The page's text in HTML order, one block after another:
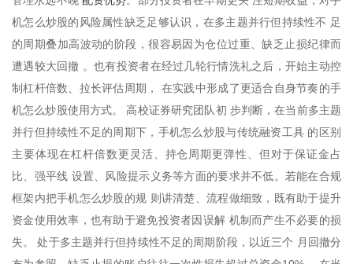
机怎么炒股的风险属性缺乏足够认识，在多主题并行但持续性不 足
的周期叠加高波动的阶段，很容易因为仓位过重、缺乏止损纪律而
遭遇较大回撤 。也有投资者在经过几轮行情洗礼之后，开始主动控
制杠杆倍数、拉长评估周期， 在实践中形成了更适合自身节奏的手
机怎么炒股使用方式。 高校证券研究团队初 步判断，在当前多主题
并行但持续性不足的周期下，手机怎么炒股与传统融资工具 的区别
主要体现在杠杆倍数更灵活、持仓周期更弹性、但对于保证金占
比、强平线 设置、风险提示义务等方面的要求并不低。若能在合规
框架内把手机怎么炒股的规 则讲清楚、流程做细致，既有助于提升
资金使用效率，也有助于避免投资者因误解 机制而产生不必要的损
失。 处于多主题并行但持续性不足的周期阶段，以近三个 月回撤分